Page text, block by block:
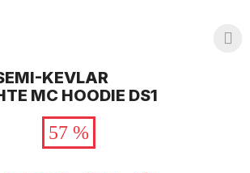
KEVLAR
MC HOODIE DS1
57 %